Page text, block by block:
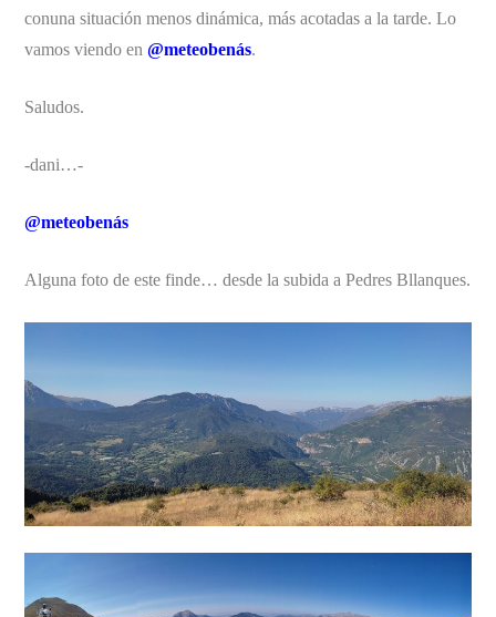
conuna situación menos dinámica, más acotadas a la tarde. Lo
vamos viendo en@meteobenás.
Saludos.
-dani…-
@meteobenás
Alguna foto de este finde… desde la subida a Pedres Bllanques.